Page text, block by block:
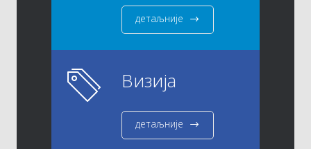
детаљније
Визија
детаљније